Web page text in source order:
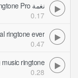
نغمة Ringtone Pro
0.17
ringtone ever
0.47
ringtone
0.28